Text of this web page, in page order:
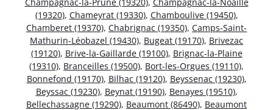
(19320), Chameyrat (19330), Chamboulive (19450),
Chamberet (19370), Chabrignac (19350), Camps-Saint-
Mathurin-Léobazel (19430), Bugeat (19170), Brivezac
(19120), Brive-la-Gaillarde (19100), Brignac-la-Plaine
(19310), Branceilles (19500), Bort-les-Orgues (19110),
Bonnefond (19170), Bilhac (19120), Beyssenac (19230),
Beyssac (19230), Beynat (19190), Benayes (19510),
Bellechassagne (19290), Beaumont (86490), Beaumont